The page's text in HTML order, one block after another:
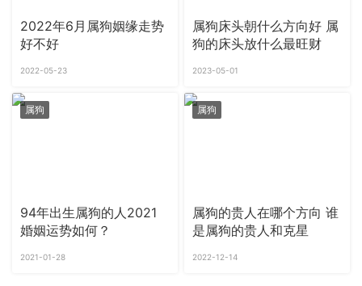
2022年6月属狗姻缘走势
好不好
2022-05-23
属狗床头朝什么方向好 属
狗的床头放什么最旺财
2023-05-01
属狗
94年出生属狗的人2021
婚姻运势如何？
2021-01-28
属狗
属狗的贵人在哪个方向 谁
是属狗的贵人和克星
2022-12-14